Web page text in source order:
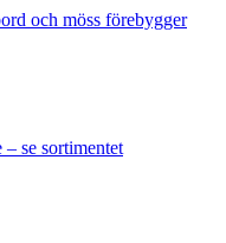
och möss förebygger
se sortimentet